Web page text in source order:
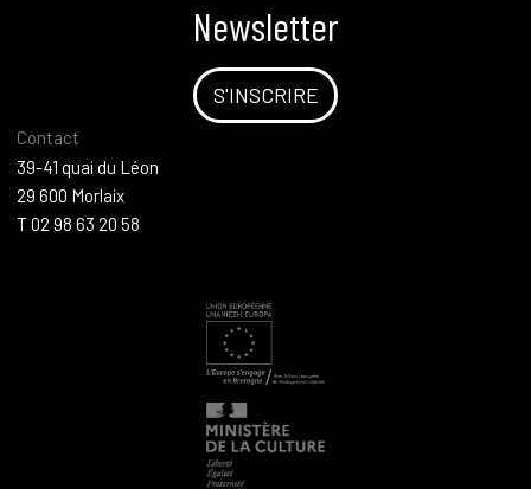
Newsletter
S'INSCRIRE
Contact
39-41 quai du Léon
29 600 Morlaix
T 02 98 63 20 58